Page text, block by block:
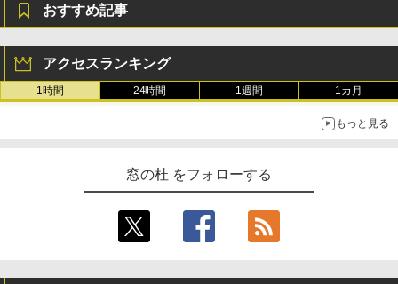
おすすめ記事
アクセスランキング
1時間 24時間 1週間 1カ月
もっと見る
窓の杜 をフォローする